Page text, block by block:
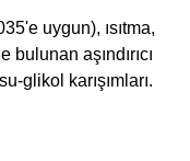
uygun), ısıtma,
aşındırıcı
glikol karışımları.